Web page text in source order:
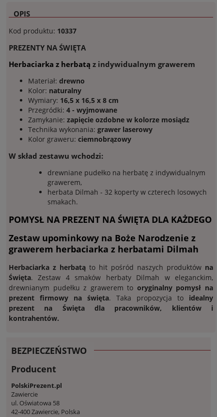
OPIS
Kod produktu: 10337
PREZENTY NA ŚWIĘTA
Herbaciarka z herbatą z indywidualnym grawerem
Materiał: drewno
Kolor: naturalny
Wymiary: 16,5 x 16,5 x 8 cm
Przegródki: 4 - wyjmowane
Zamykanie: zapięcie ozdobne w kolorze mosiądz
Technika wykonania: grawer laserowy
Kolor graweru: ciemnobrązowy
W skład zestawu wchodzi:
drewniane pudełko na herbatę z indywidualnym
grawerem,
herbata Dilmah - 32 koperty w czterech losowych
smakach.
POMYSŁ NA PREZENT NA ŚWIĘTA DLA KAŻDEGO
Zestaw upominkowy na Boże Narodzenie z
grawerem herbaciarka z herbatami Dilmah
Herbaciarka z herbatą to hit pośród naszych produktów na
Święta. Zestaw 4 smaków herbaty Dilmah w eleganckim,
drewnianym pudełku z grawerem to oryginalny pomysł na
prezent firmowy na święta. Taka propozycja to idealny
prezent na Święta dla pracowników, klientów i
kontrahentów.
BEZPIECZEŃSTWO
Producent
PolskiPrezent.pl
Zawiercie
ul. Oświatowa 58
42-400 Zawiercie, Polska